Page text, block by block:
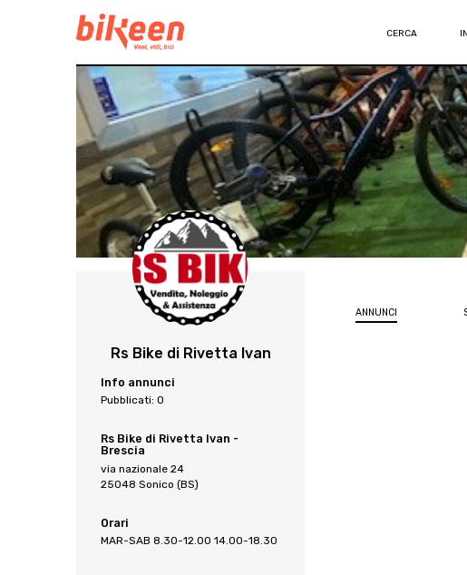
CERCA
Rs Bike di Rivetta Ivan
Info annunci
Pubblicati: 0
Rs Bike di Rivetta Ivan -
Brescia
via nazionale 24
25048 Sonico (BS)
Orari
MAR-SAB 8.30-12.00 14.00-18.30
ANNUNCI